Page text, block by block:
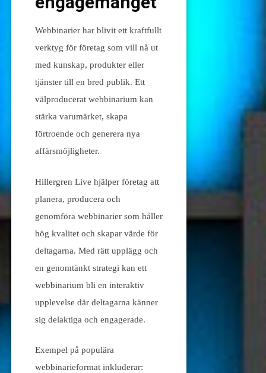
Webbinarier har blivit ett kraftfullt
verktyg för företag som vill nå ut
med kunskap, produkter eller
tjänster till en bred publik. Ett
välproducerat webbinarium kan
stärka varumärket, skapa
förtroende och generera nya
affärsmöjligheter.
Hillergren Live hjälper företag att
planera, producera och
genomföra webbinarier som håller
hög kvalitet och skapar värde för
deltagarna. Med rätt upplägg och
en genomtänkt strategi kan ett
webbinarium bli en interaktiv
upplevelse där deltagarna känner
sig delaktiga och engagerade.
Exempel på populära
webbinarieformat inkluderar: